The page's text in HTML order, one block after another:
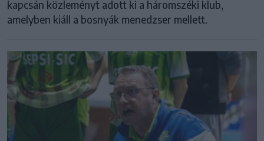
kapcsán közleményt adott ki a háromszéki klub,
amelyben kiáll a bosnyák menedzser mellett.